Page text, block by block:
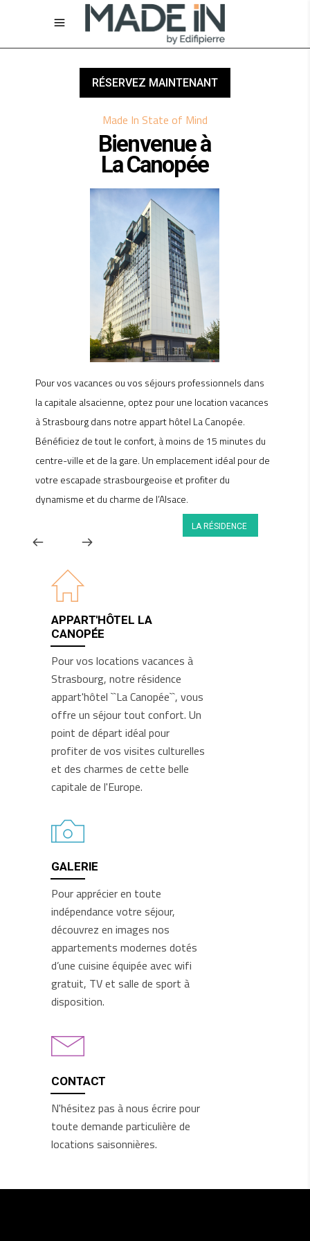
RÉSERVEZ MAINTENANT
Made In State of Mind
LA RÉSIDENCE
Bienvenue à
La Canopée
Pour vos vacances ou vos séjours professionnels dans
la capitale alsacienne, optez pour une location vacances
à Strasbourg dans notre appart hôtel La Canopée.
Bénéficiez de tout le confort, à moins de 15 minutes du
centre-ville et de la gare. Un emplacement idéal pour de
votre escapade strasbourgeoise et profiter du
dynamisme et du charme de l’Alsace.
APPART'HÔTEL LA
CANOPÉE
Pour vos locations vacances à
Strasbourg, notre résidence
appart'hôtel ``La Canopée``, vous
offre un séjour tout confort. Un
point de départ idéal pour
profiter de vos visites culturelles
et des charmes de cette belle
capitale de l'Europe.
GALERIE
Pour apprécier en toute
indépendance votre séjour,
découvrez en images nos
appartements modernes dotés
d’une cuisine équipée avec wifi
gratuit, TV et salle de sport à
disposition.
CONTACT
N'hésitez pas à nous écrire pour
toute demande particulière de
locations saisonnières.